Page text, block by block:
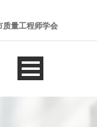
质量工程师学会